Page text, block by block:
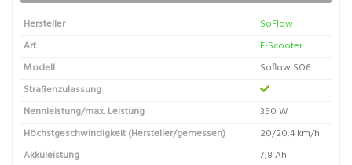
Hersteller
SoFlow
Art
E-Scooter
Modell
Soflow SO6
Straßenzulassung
Nennleistung/max. Leistung
350 W
Höchstgeschwindigkeit (Hersteller/gemessen)
20/20,4 km/h
Akkuleistung
7,8 Ah